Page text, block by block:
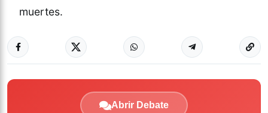
muertes.
Abrir Debate